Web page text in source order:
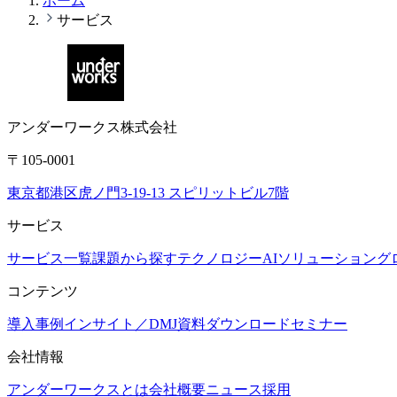
サービス
アンダーワークス株式会社
〒105-0001
東京都港区虎ノ門3-19-13 スピリットビル7階
サービス
サービス一覧課題から探すテクノロジーAIソリューショング
コンテンツ
導入事例 インサイト／DMJ資料ダウンロードセミナー
会社情報
アンダーワークスとは会社概要ニュース採用